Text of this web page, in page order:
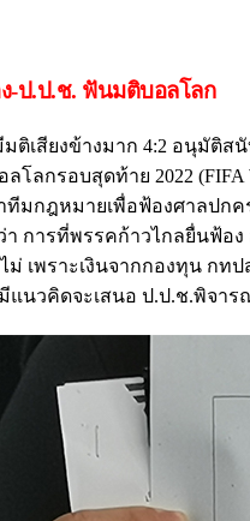
-ป.ป.ช. ฟันมติบอลโลก
เสียงข้างมาก 4:2 อนุมัติส
โลกรอบสุดท้าย 2022 (FIFA
ทีมกฎหมายเพื่อฟ้องศาลปก
า การที่พรรคก้าวไกลยื่นฟ้อ
ม่ เพราะเงินจากกองทุน ก
แนวคิดจะเสนอ ป.ป.ช.พิจา